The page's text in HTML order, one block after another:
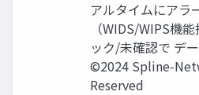
アルタイムにアラ
（WIDS/WIPS機
ック/未確認で デ
©2024 Spline-
Reserved